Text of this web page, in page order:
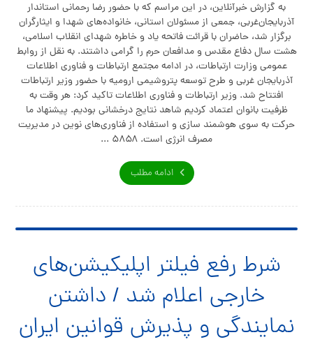
به گزارش خبرآنلاین، در این مراسم که با حضور رضا رحمانی استاندار
آذربایجان‌غربی، جمعی از مسئولان استانی، خانواده‌های شهدا و ایثارگران
برگزار شد، حاضران با قرائت فاتحه یاد و خاطره شهدای انقلاب اسلامی،
هشت سال دفاع مقدس و مدافعان حرم را گرامی داشتند. به نقل از روابط
عمومی وزارت ارتباطات، در ادامه مجتمع ارتباطات و فناوری اطلاعات
آذربایجان غربی و طرح توسعه پتروشیمی ارومیه با حضور وزیر ارتباطات
افتتاح شد. وزیر ارتباطات و فناوری اطلاعات تاکید کرد: هر وقت به
ظرفیت بانوان اعتماد کردیم شاهد نتایج درخشانی بودیم. پیشنهاد ما
حرکت به سوی هوشمند سازی و استفاده از فناوری‌های نوین در مدیریت
مصرف انرژی است. ۵۸۵۸ ...
ادامه مطلب
شرط رفع فیلتر اپلیکیشن‌های
خارجی اعلام شد / داشتن
نمایندگی و پذیرش قوانین ایران